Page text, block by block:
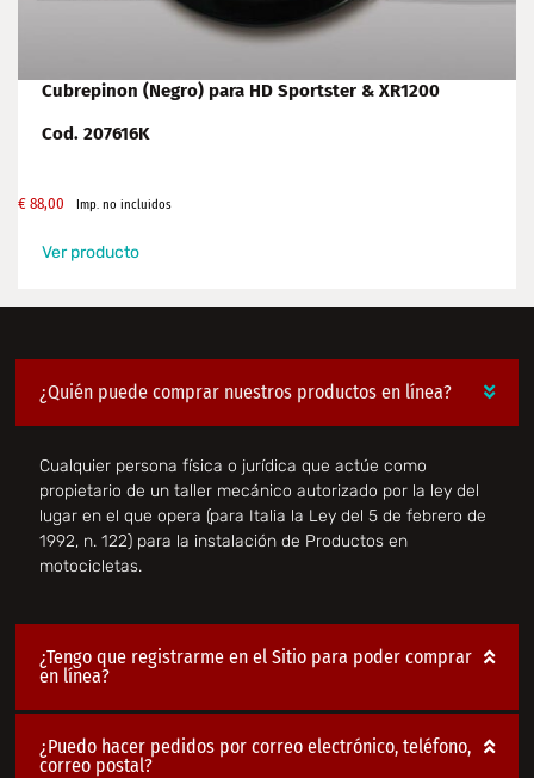
Cubrepinon (Negro) para HD Sportster & XR1200
Cod. 207616K
€ 88,00 Imp. no incluidos
Ver producto
¿Quién puede comprar nuestros productos en línea?
Cualquier persona física o jurídica que actúe como
propietario de un taller mecánico autorizado por la ley del
lugar en el que opera (para Italia la Ley del 5 de febrero de
1992, n. 122) para la instalación de Productos en
motocicletas.
¿Tengo que registrarme en el Sitio para poder comprar
en línea?
¿Puedo hacer pedidos por correo electrónico, teléfono,
correo postal?